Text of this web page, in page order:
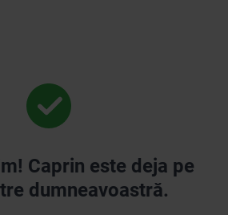
Caprin este deja pe
dumneavoastră.